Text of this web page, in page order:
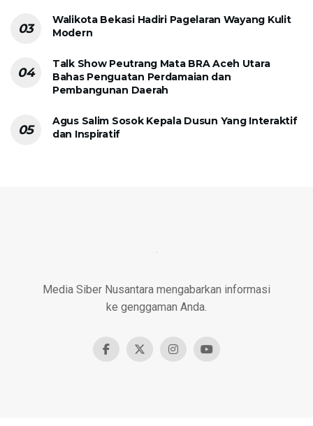
Walikota Bekasi Hadiri Pagelaran Wayang Kulit
Modern
Talk Show Peutrang Mata BRA Aceh Utara
Bahas Penguatan Perdamaian dan
Pembangunan Daerah
Agus Salim Sosok Kepala Dusun Yang Interaktif
dan Inspiratif
Media Siber Nusantara mengabarkan informasi
ke genggaman Anda.